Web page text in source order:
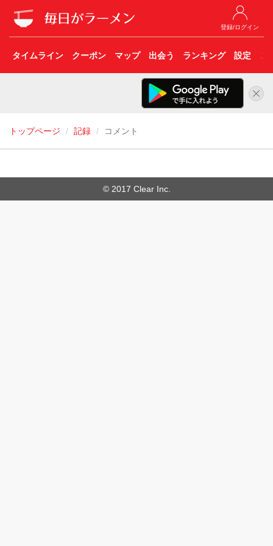
登録/ログイン
タイムライン クーポン マップ 出会う ランキング 設定 こ
トップページ 記録 コメント
© 2017 Clear Inc.